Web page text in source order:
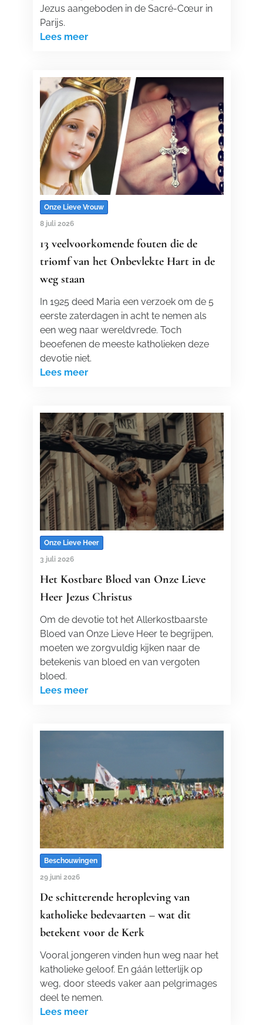
Jezus aangeboden in de Sacré-Cœur in
Parijs.
Lees meer
Onze Lieve Vrouw
8 juli 2026
13 veelvoorkomende fouten die de
triomf van het Onbevlekte Hart in de
weg staan
In 1925 deed Maria een verzoek om de 5
eerste zaterdagen in acht te nemen als
een weg naar wereldvrede. Toch
beoefenen de meeste katholieken deze
devotie niet.
Lees meer
Onze Lieve Heer
3 juli 2026
Het Kostbare Bloed van Onze Lieve
Heer Jezus Christus
Om de devotie tot het Allerkostbaarste
Bloed van Onze Lieve Heer te begrijpen,
moeten we zorgvuldig kijken naar de
betekenis van bloed en van vergoten
bloed.
Lees meer
Beschouwingen
29 juni 2026
De schitterende heropleving van
katholieke bedevaarten – wat dit
betekent voor de Kerk
Vooral jongeren vinden hun weg naar het
katholieke geloof. En gáán letterlijk op
weg, door steeds vaker aan pelgrimages
deel te nemen.
Lees meer